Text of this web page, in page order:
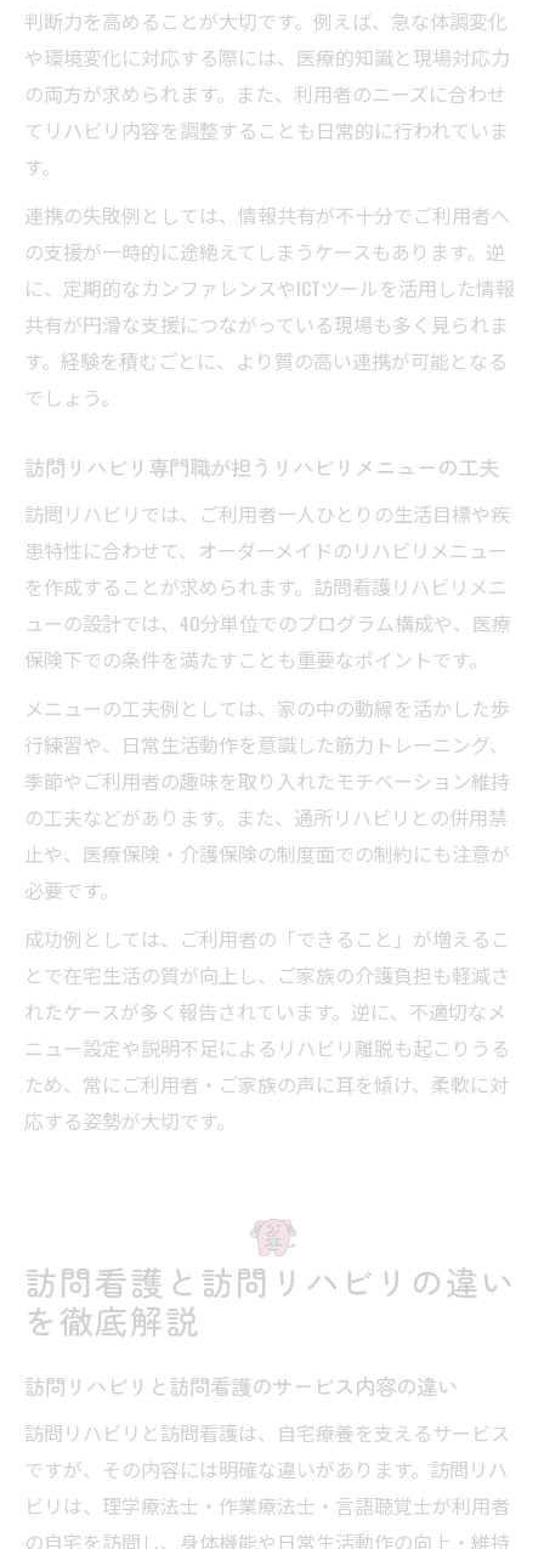
判断力を高めることが大切です。例えば、急な体調変化
や環境変化に対応する際には、医療的知識と現場対応力
の両方が求められます。また、利用者のニーズに合わせ
てリハビリ内容を調整することも日常的に行われていま
す。
連携の失敗例としては、情報共有が不十分でご利用者へ
の支援が一時的に途絶えてしまうケースもあります。逆
に、定期的なカンファレンスやICTツールを活用した情報
共有が円滑な支援につながっている現場も多く見られま
す。経験を積むごとに、より質の高い連携が可能となる
でしょう。
訪問リハビリ専門職が担うリハビリメニューの工夫
訪問リハビリでは、ご利用者一人ひとりの生活目標や疾
患特性に合わせて、オーダーメイドのリハビリメニュー
を作成することが求められます。訪問看護リハビリメニ
ューの設計では、40分単位でのプログラム構成や、医療
保険下での条件を満たすことも重要なポイントです。
メニューの工夫例としては、家の中の動線を活かした歩
行練習や、日常生活動作を意識した筋力トレーニング、
季節やご利用者の趣味を取り入れたモチベーション維持
の工夫などがあります。また、通所リハビリとの併用禁
止や、医療保険・介護保険の制度面での制約にも注意が
必要です。
成功例としては、ご利用者の「できること」が増えるこ
とで在宅生活の質が向上し、ご家族の介護負担も軽減さ
れたケースが多く報告されています。逆に、不適切なメ
ニュー設定や説明不足によるリハビリ離脱も起こりうる
ため、常にご利用者・ご家族の声に耳を傾け、柔軟に対
応する姿勢が大切です。
訪問看護と訪問リハビリの違い
を徹底解説
訪問リハビリと訪問看護のサービス内容の違い
訪問リハビリと訪問看護は、自宅療養を支えるサービス
ですが、その内容には明確な違いがあります。訪問リハ
ビリは、理学療法士・作業療法士・言語聴覚士が利用者
の自宅を訪問し、身体機能や日常生活動作の向上・維持